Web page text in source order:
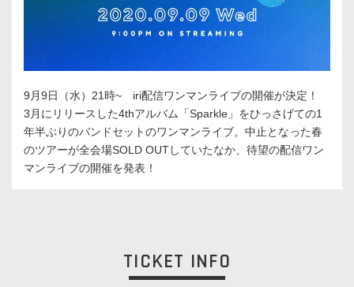
9月9日（水）21時~ iri配信ワンマンライブの開催が決定！
3月にリリースした4thアルバム「Sparkle」をひっさげての1
年半ぶりのバンドセットのワンマンライブ。中止となった春
のツアーが全会場SOLD OUTしていたなか、待望の配信ワン
マンライブの開催を発表！
TICKET INFO